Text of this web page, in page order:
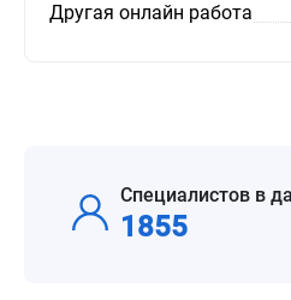
Другая онлайн работа
Специалистов в
1855